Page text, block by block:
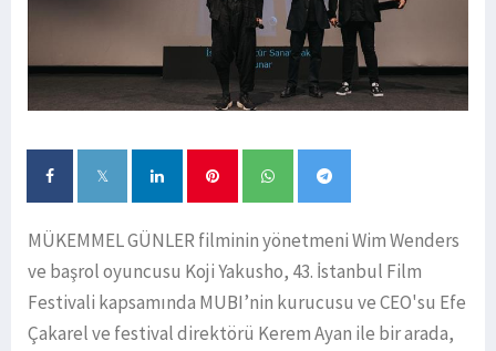
MÜKEMMEL GÜNLER filminin yönetmeni Wim Wenders
ve başrol oyuncusu Koji Yakusho, 43. İstanbul Film
Festivali kapsamında MUBI’nin kurucusu ve CEO'su Efe
Çakarel ve festival direktörü Kerem Ayan ile bir arada,